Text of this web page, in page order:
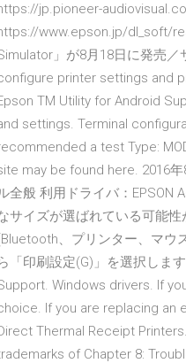
jp.pioneer-
www.epson.jp/dl_soft/
」が8月18日に発売／
printer settings and
TM Utility for Android
settings. Terminal
a test Type:
may be found here. 2016
全般 利用ドライバ：EPSON
サイズが選ばれている可能
、プリンター、マウ
「印刷設定(G)」を選択しま
Windows drivers. If
If you are replacing an
Thermal Receipt
of Chapter 8: